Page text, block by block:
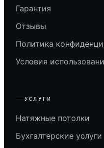
Гарантия
Отзывы
Политика
Условия
УСЛУГИ
Натяжные потолки
Бухгалтерские услуги